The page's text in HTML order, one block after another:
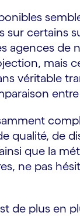
sur certains
agences
mais
véritable
qualité, de
que la
ne pas
de plus en